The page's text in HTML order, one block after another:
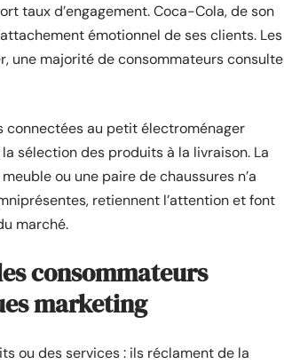
taux d’engagement. Coca-Cola, de son
émotionnel de ses clients. Les
une majorité de consommateurs consulte
au petit électroménager
sélection des produits à la livraison. La
ou une paire de chaussures n’a
retiennent l’attention et font
marché.
consommateurs
marketing
ou des services : ils réclament de la